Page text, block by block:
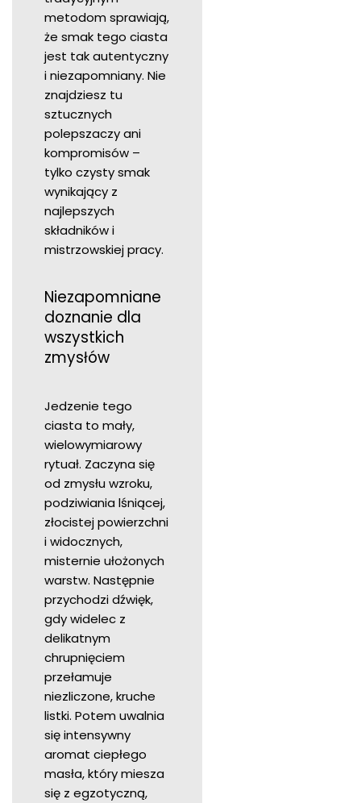
metodom sprawiają,
że smak tego ciasta
jest tak autentyczny
i niezapomniany. Nie
znajdziesz tu
sztucznych
polepszaczy ani
kompromisów –
tylko czysty smak
wynikający z
najlepszych
składników i
mistrzowskiej pracy.
Niezapomniane
doznanie dla
wszystkich
zmysłów
Jedzenie tego
ciasta to mały,
wielowymiarowy
rytuał. Zaczyna się
od zmysłu wzroku,
podziwiania lśniącej,
złocistej powierzchni
i widocznych,
misternie ułożonych
warstw. Następnie
przychodzi dźwięk,
gdy widelec z
delikatnym
chrupnięciem
przełamuje
niezliczone, kruche
listki. Potem uwalnia
się intensywny
aromat ciepłego
masła, który miesza
się z egzotyczną,